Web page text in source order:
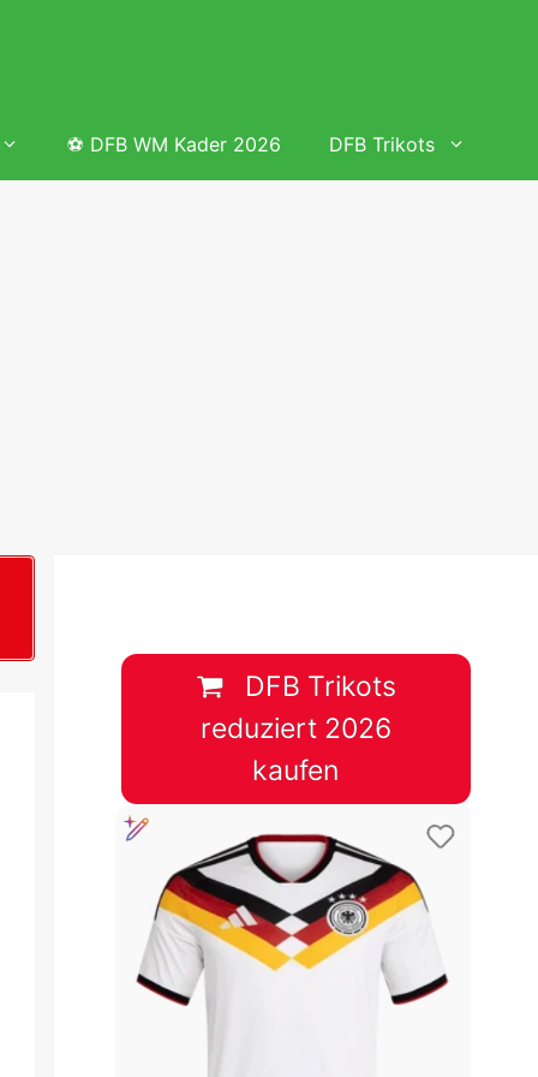
&
&
Tabelle
Tabelle
⚽ DFB WM Kader 2026 DFB Trikots
DFB Trikots
reduziert 2026
kaufen